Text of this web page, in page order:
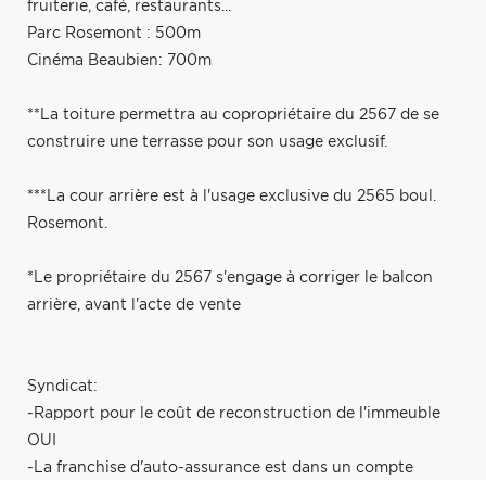
fruiterie, café, restaurants...
Parc Rosemont : 500m
Cinéma Beaubien: 700m
**La toiture permettra au copropriétaire du 2567 de se
construire une terrasse pour son usage exclusif.
***La cour arrière est à l'usage exclusive du 2565 boul.
Rosemont.
*Le propriétaire du 2567 s'engage à corriger le balcon
arrière, avant l'acte de vente
Syndicat:
-Rapport pour le coût de reconstruction de l'immeuble
OUI
-La franchise d'auto-assurance est dans un compte